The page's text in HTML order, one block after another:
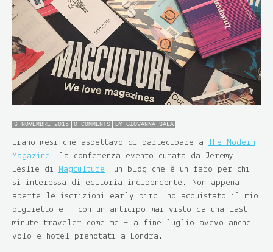
6 NOVEMBRE 2015 0 COMMENTS BY GIOVANNA SALA
Erano mesi che aspettavo di partecipare a The Modern
Magazine , la conferenza-evento curata da Jeremy
Leslie di
Magculture , un blog che è un faro per chi
si interessa di editoria indipendente. Non appena
aperte le iscrizioni early bird, ho acquistato il mio
biglietto e – con un anticipo mai visto da una last
minute traveler come me – a fine luglio avevo anche
volo e hotel prenotati a Londra.